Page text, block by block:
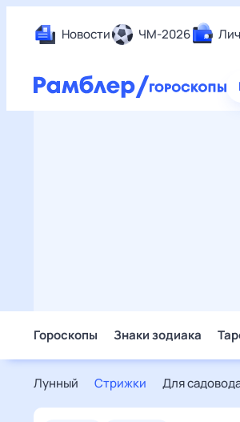
Новости ЧМ-2026
Гороскопы Знаки зодиака
Лунный Стрижки Для